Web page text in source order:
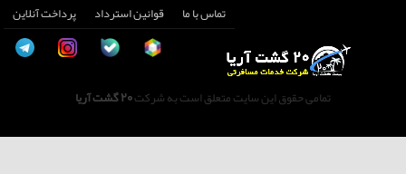
تماس با ما قوانین استرداد پرداخت آنلاین
تمامی حقوق این سایت متعلق است به شرکت20 گشت آریا